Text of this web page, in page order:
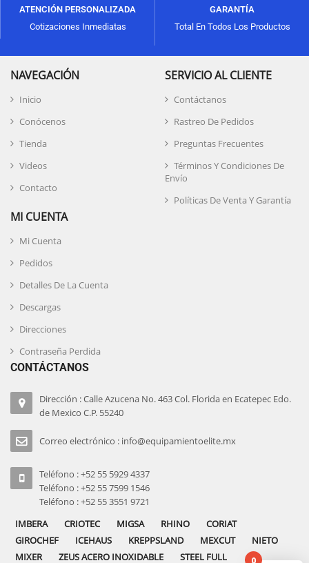
ATENCIÓN PERSONALIZADA
Cotizaciones Inmediatas
GARANTÍA
Total En Todos Los Productos
NAVEGACIÓN
Inicio
Conócenos
Tienda
Videos
Contacto
SERVICIO AL CLIENTE
Contáctanos
Rastreo De Pedidos
Preguntas Frecuentes
Términos Y Condiciones De
Envío
Políticas De Venta Y Garantía
MI CUENTA
Mi Cuenta
Pedidos
Detalles De La Cuenta
Descargas
Direcciones
Contraseña Perdida
CONTÁCTANOS
Dirección : Calle Azucena No. 463 Col. Florida en Ecatepec Edo.
de Mexico C.P. 55240
Correo electrónico : info@equipamientoelite.mx
Teléfono : +52 55 5929 4337
Teléfono : +52 55 7599 1546
Teléfono : +52 55 3551 9721
IMBERA
CRIOTEC MIGSA RHINO
CORIAT
GIROCHEF
ICEHAUS KREPPSLAND MEXCUT
NIETO
MIXER
ZEUS ACERO INOXIDABLE STEEL FULL 0